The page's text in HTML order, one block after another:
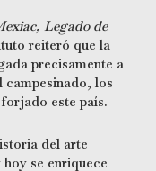
Legado de
reiteró que la
precisamente a
campesinado, los
este país.
del arte
se enriquece